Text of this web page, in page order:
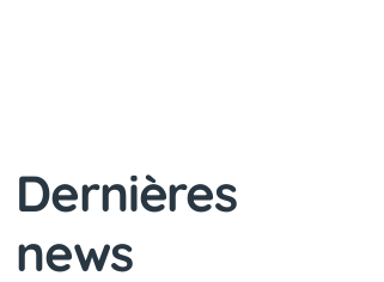
Dernières
news